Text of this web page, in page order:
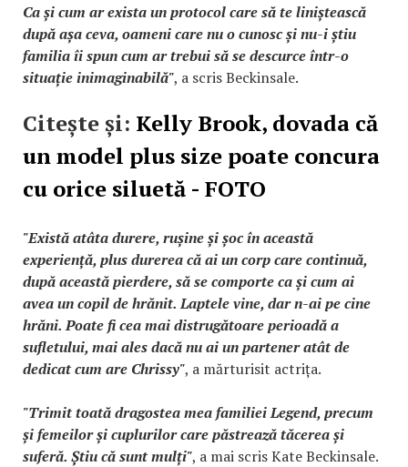
Ca și cum ar exista un protocol care să te liniștească
după așa ceva, oameni care nu o cunosc și nu-i știu
familia îi spun cum ar trebui să se descurce într-o
situație inimaginabilă", a scris Beckinsale.
Citește și: Kelly Brook, dovada că
un model plus size poate concura
cu orice siluetă - FOTO
"Există atâta durere, rușine și șoc în această
experiență, plus durerea că ai un corp care continuă,
după această pierdere, să se comporte ca și cum ai
avea un copil de hrănit. Laptele vine, dar n-ai pe cine
hrăni. Poate fi cea mai distrugătoare perioadă a
sufletului, mai ales dacă nu ai un partener atât de
dedicat cum are Chrissy", a mărturisit actrița.
"Trimit toată dragostea mea familiei Legend, precum
și femeilor și cuplurilor care păstrează tăcerea și
suferă. Știu că sunt mulți", a mai scris Kate Beckinsale.